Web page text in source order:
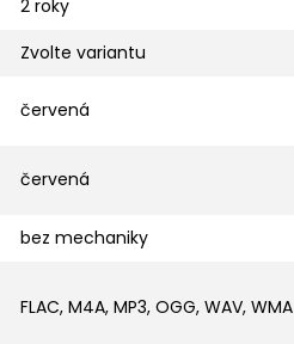
2 roky
Zvolte variantu
červená
červená
bez mechaniky
FLAC, M4A, MP3, OGG, WAV, WMA